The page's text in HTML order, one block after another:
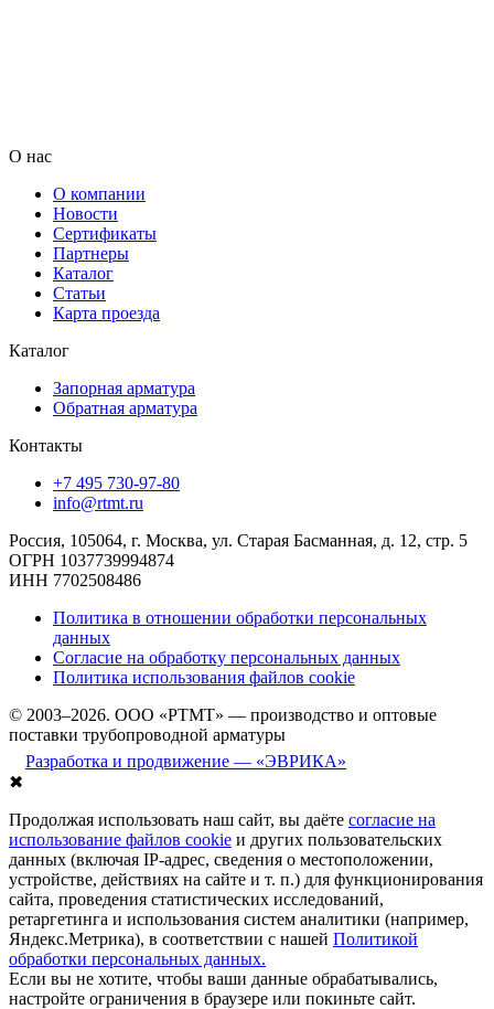
О нас
О компании
Новости
Сертификаты
Партнеры
Каталог
Статьи
Карта проезда
Каталог
Запорная арматура
Обратная арматура
Контакты
+7 495 730-97-80
info@rtmt.ru
Россия, 105064, г. Москва, ул. Старая Басманная, д. 12, стр. 5
ОГРН 1037739994874
ИНН 7702508486
Политика в отношении обработки персональных
данных
Согласие на обработку персональных данных
Политика использования файлов cookie
© 2003–2026. ООО «РТМТ» — производство и оптовые
поставки трубопроводной арматуры
Разработка и продвижение — «ЭВРИКА»
✖
Продолжая использовать наш сайт, вы даёте согласие на
использование файлов cookie и других пользовательских
данных (включая IP-адрес, сведения о местоположении,
устройстве, действиях на сайте и т. п.) для функционирования
сайта, проведения статистических исследований,
ретаргетинга и использования систем аналитики (например,
Яндекс.Метрика), в соответствии с нашей Политикой
обработки персональных данных.
Если вы не хотите, чтобы ваши данные обрабатывались,
настройте ограничения в браузере или покиньте сайт.